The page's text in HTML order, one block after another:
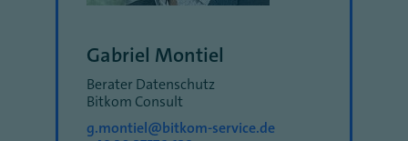
Gabriel Montiel
Berater Datenschutz
Bitkom Consult
g.montiel@bitkom-service.de